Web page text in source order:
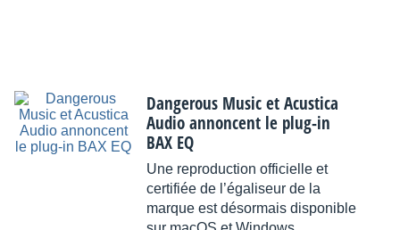
Dangerous Music et Acustica
Audio annoncent le plug-in
BAX EQ
Une reproduction officielle et
certifiée de l’égaliseur de la
marque est désormais disponible